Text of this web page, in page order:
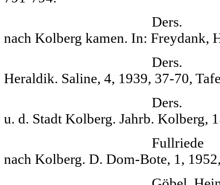
Ders. Wie die
nach Kolberg kamen. In: Freydank,
Ders.
Heraldik. Saline, 4, 1939, 37-70,
Ders.
u. d. Stadt Kol­berg. Jahrb. Kolberg,
Fullriede
nach Kolberg. D. Dom-Bote, 1,